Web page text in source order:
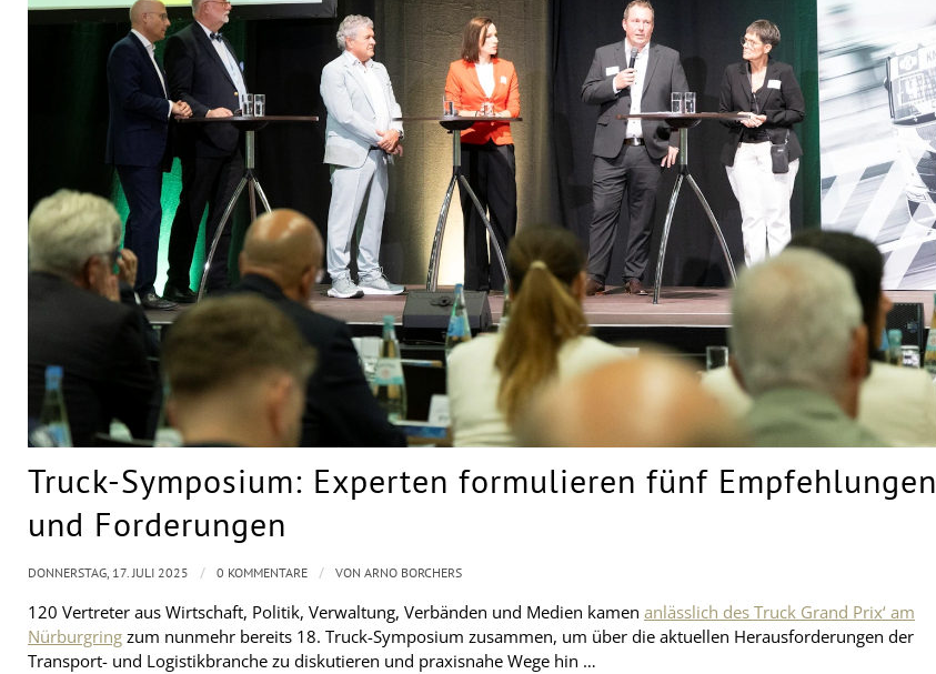
Truck-Symposium: Experten formulieren fünf Empfehlungen
und Forderungen
120 Vertreter aus Wirtschaft, Politik, Verwaltung, Verbänden und Medien kamen anlässlich des Truck Grand Prix‘ am
Nürburgring zum nunmehr bereits 18. Truck-Symposium zusammen, um über die aktuellen Herausforderungen der
Transport- und Logistikbranche zu diskutieren und praxisnahe Wege hin …
DONNERSTAG, 17. JULI 2025 / 0 KOMMENTARE / VON ARNO BORCHERS